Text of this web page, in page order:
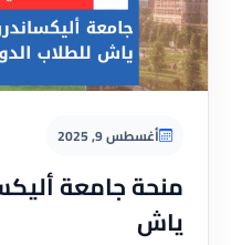
أغسطس 9, 2025
منحة جامعة
ياش